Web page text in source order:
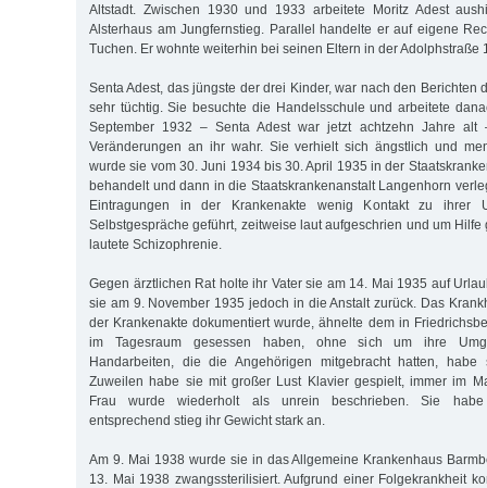
Altstadt. Zwischen 1930 und 1933 arbeitete Moritz Adest
Alsterhaus am Jungfernstieg. Parallel handelte er auf eigene
Tuchen. Er wohnte weiterhin bei seinen Eltern in der Adolphstraße
Senta Adest, das jüngste der drei Kinder, war nach den Berichten
sehr tüchtig. Sie besuchte die Handelsschule und arbeitete
September 1932 – Senta Adest war jetzt achtzehn Jahre alt
Veränderungen an ihr wahr. Sie verhielt sich ängstlich und
wurde sie vom 30. Juni 1934 bis 30. April 1935 in der
behandelt und dann in die Staatskrankenanstalt Langenhorn
Eintragungen in der Krankenakte wenig Kontakt zu ihrer
Selbstgespräche geführt, zeitweise laut aufgeschrien und um
lautete Schizophrenie.
Gegen ärztlichen Rat holte ihr Vater sie am 14. Mai 1935 auf
sie am 9. November 1935 jedoch in die Anstalt zurück. Das
der Krankenakte dokumentiert wurde, ähnelte dem in
im Tagesraum gesessen haben, ohne sich um ihre
Handarbeiten, die die Angehörigen mitgebracht hatten, habe
Zuweilen habe sie mit großer Lust Klavier gespielt, immer im
Frau wurde wiederholt als unrein beschrieben. Sie habe
entsprechend stieg ihr Gewicht stark an.
Am 9. Mai 1938 wurde sie in das Allgemeine Krankenhaus
13. Mai 1938 zwangssterilisiert. Aufgrund einer Folgekrankheit